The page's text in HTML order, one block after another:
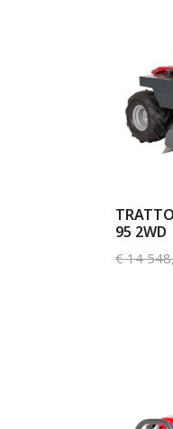
95 2WD
€14